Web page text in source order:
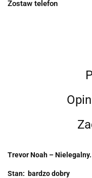
Zostaw telefon
Trevor Noah –
Stan: bardzo dobry